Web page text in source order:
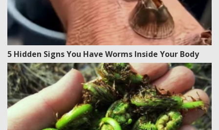
5 Hidden Signs You Have Worms Inside Your Body